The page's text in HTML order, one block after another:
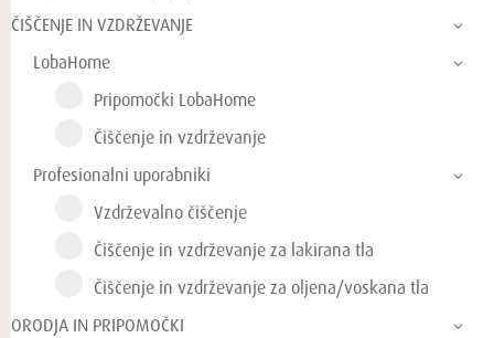
ČIŠČENJE IN VZDRŽEVANJE
LobaHome
Pripomočki LobaHome
Čiščenje in vzdrževanje
Profesionalni uporabniki
Vzdrževalno čiščenje
Čiščenje in vzdrževanje za lakirana tla
Čiščenje in vzdrževanje za oljena/voskana tla
ORODJA IN PRIPOMOČKI